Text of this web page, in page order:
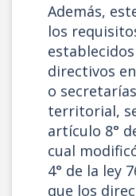
Además,
los
directivos
o
territorial,
artículo 8°
cual
4° de la ley
que los